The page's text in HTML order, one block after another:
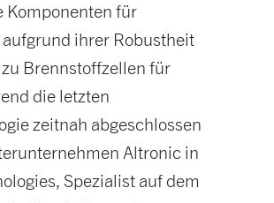
Komponenten für
ihrer Robustheit
Brennstoffzellen für
die letzten
zeitnah abgeschlossen
Altronic in
Spezialist auf dem